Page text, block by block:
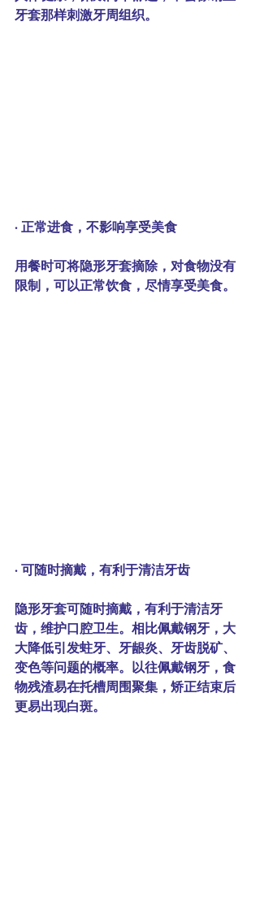
牙套那样刺激牙周组织。
· 正常进食，不影响享受美食
用餐时可将隐形牙套摘除，对食物没有
限制，可以正常饮食，尽情享受美食。
· 可随时摘戴，有利于清洁牙齿
隐形牙套可随时摘戴，有利于清洁牙
齿，维护口腔卫生。相比佩戴钢牙，大
大降低引发蛀牙、牙龈炎、牙齿脱矿、
变色等问题的概率。以往佩戴钢牙，食
物残渣易在托槽周围聚集，矫正结束后
更易出现白斑。